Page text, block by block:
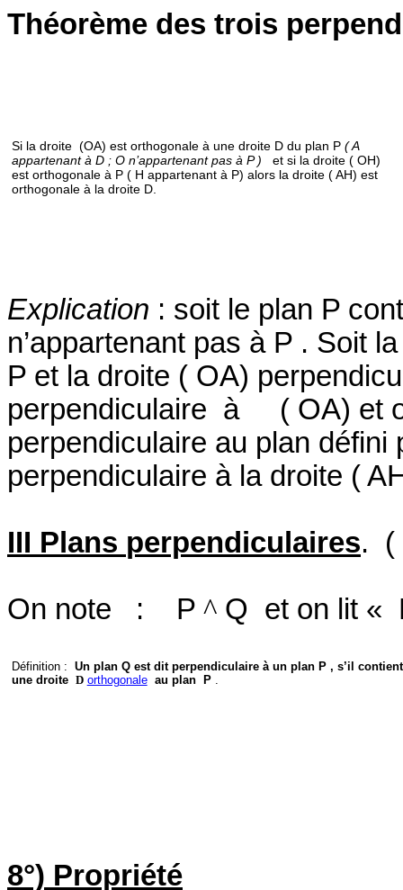
Théorème des trois
Si la droite (OA) est orthogonale à une droite D du plan P ( A
appartenant à D ; O n’appartenant pas à P )
et si la droite ( OH)
est orthogonale à P ( H appartenant à P) alors la droite ( AH) est
orthogonale à la droite D.
Explication : soit le plan P
n’appartenant pas à P . Soit
P et la droite ( OA)
perpendiculaire à
( OA) et
perpendiculaire au plan
perpendiculaire à la droite (
III Plans perpendiculaires. (
On note : P ^ Q et on lit «
Définition : Un plan Q est dit perpendiculaire à un plan P , s’il contient
une droite D orthogonale au plan P.
8°) Propriété